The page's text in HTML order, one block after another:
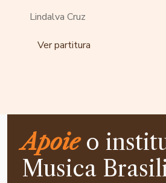
Lindalva Cruz
Ver partitura
Apoieo
Musica